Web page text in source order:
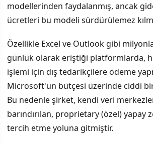
modellerinden faydalanmış, ancak
ücretleri bu modeli sürdürülemez
Özellikle Excel ve Outlook gibi
günlük olarak eriştiği platformlarda,
işlemi için dış tedarikçilere ödeme
Microsoft'un bütçesi üzerinde ciddi
Bu nedenle şirket, kendi veri
barındırılan, proprietary (özel) yapay
tercih etme yoluna gitmiştir.